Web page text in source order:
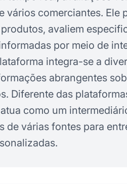
vários comerciantes. Ele
avaliem
por meio de
integra-se a
abrangentes
Diferente das
como um
de várias fontes para